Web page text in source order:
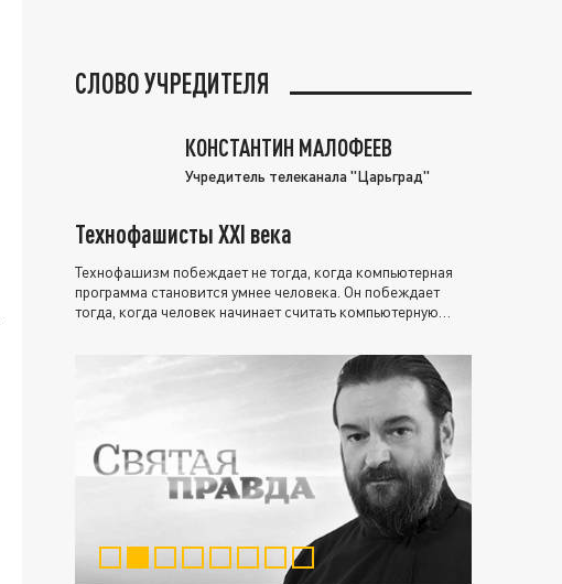
СЛОВО УЧРЕДИТЕЛЯ
КОНСТАНТИН МАЛОФЕЕВ
Учредитель телеканала "Царьград"
Технофашисты XXI века
Технофашизм побеждает не тогда, когда компьютерная
программа становится умнее человека. Он побеждает
тогда, когда человек начинает считать компьютерную